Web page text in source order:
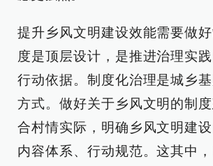
提升乡风文明建设效能需要做
度是顶层设计，是推进治理实
行动依据。制度化治理是城乡
方式。做好关于乡风文明的制
合村情实际，明确乡风文明建设
内容体系、行动规范。这其中